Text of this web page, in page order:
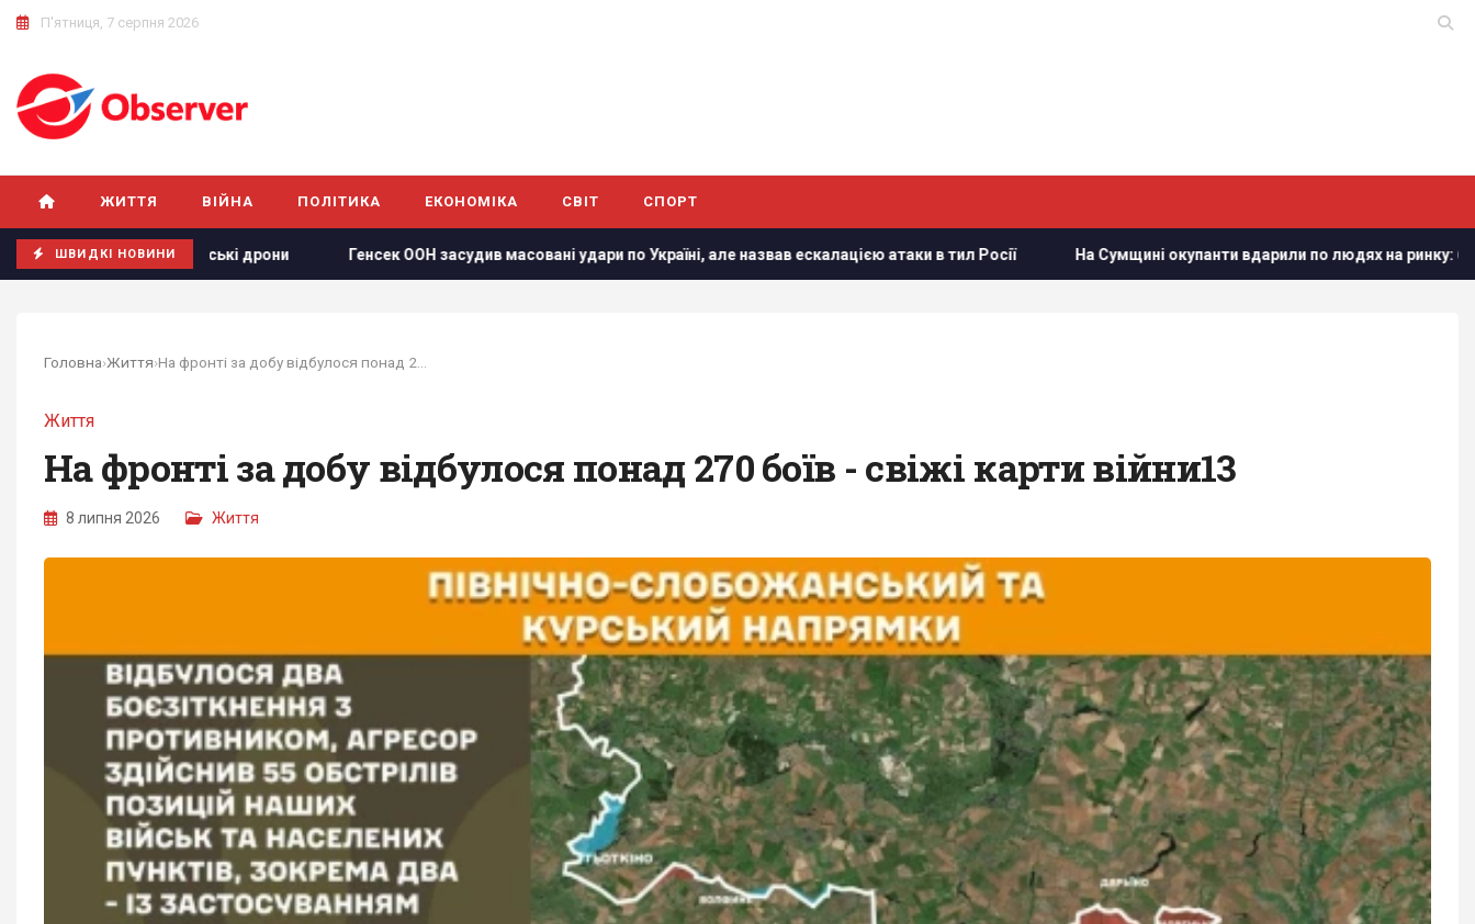
П'ятниця, 7 серпня 2026
ЖИТТЯ ВІЙНА ПОЛІТИКА ЕКОНОМІКА СВІТ СПОРТ
ШВИДКІ НОВИНИ
російські дрони Генсек ООН засудив масовані удари по Україні, але назвав ескалацією атаки в тил Росії На Сумщині окупанти вдарили по людях на ринку: багато постраждалих
Головна›Життя›
Життя
На фронті за добу відбулося понад 270 боїв - свіжі карти війни13
8 липня 2026 Життя